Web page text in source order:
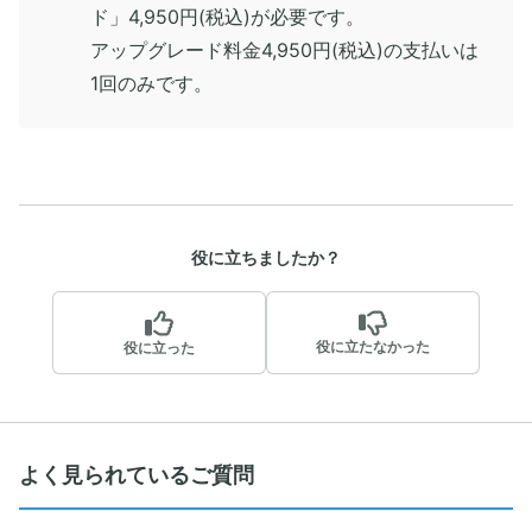
ド」4,950円(税込)が必要です。
アップグレード料金4,950円(税込)の支払いは
1回のみです。
役に立ちましたか？
役に立った 役に立たなかった
よく見られているご質問